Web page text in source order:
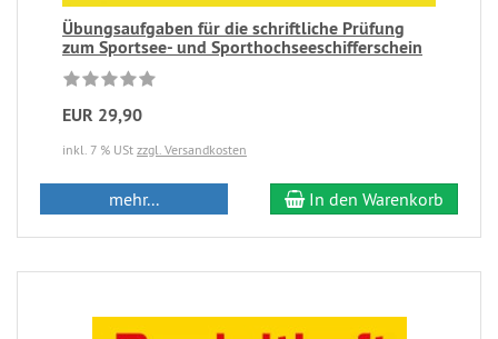
Übungsaufgaben für die schriftliche Prüfung
zum Sportsee- und Sporthochseeschifferschein
EUR 29,90
inkl. 7 % USt zzgl. Versandkosten
mehr... In den Warenkorb